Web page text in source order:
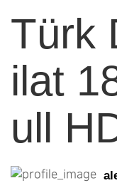
Türk
ilat
ull